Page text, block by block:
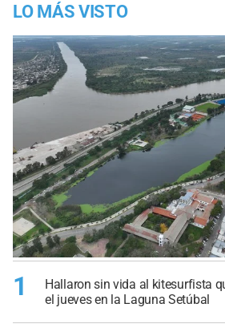
LO MÁS VISTO
1
Hallaron sin vida al kitesurfista
el jueves en la Laguna Setúbal